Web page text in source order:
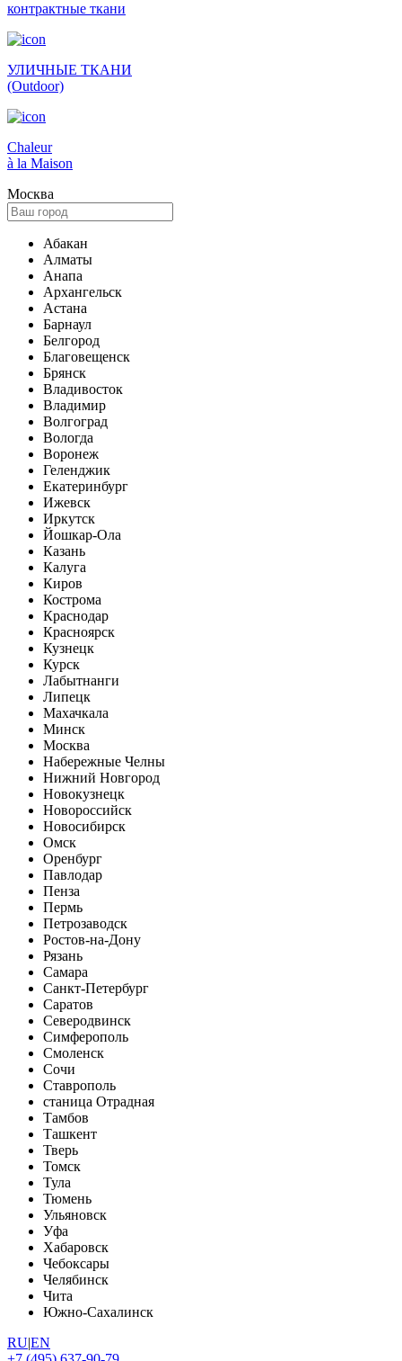
контрактные ткани
УЛИЧНЫЕ ТКАНИ
(Outdoor)
Сhaleur
à la Maison
Москва
Абакан
Алматы
Анапа
Архангельск
Астана
Барнаул
Белгород
Благовещенск
Брянск
Владивосток
Владимир
Волгоград
Вологда
Воронеж
Геленджик
Екатеринбург
Ижевск
Иркутск
Йошкар-Ола
Казань
Калуга
Киров
Кострома
Краснодар
Красноярск
Кузнецк
Курск
Лабытнанги
Липецк
Махачкала
Минск
Москва
Набережные Челны
Нижний Новгород
Новокузнецк
Новороссийск
Новосибирск
Омск
Оренбург
Павлодар
Пенза
Пермь
Петрозаводск
Ростов-на-Дону
Рязань
Самара
Санкт-Петербург
Саратов
Северодвинск
Симферополь
Смоленск
Сочи
Ставрополь
станица Отрадная
Тамбов
Ташкент
Тверь
Томск
Тула
Тюмень
Ульяновск
Уфа
Хабаровск
Чебоксары
Челябинск
Чита
Южно-Сахалинск
RU|EN